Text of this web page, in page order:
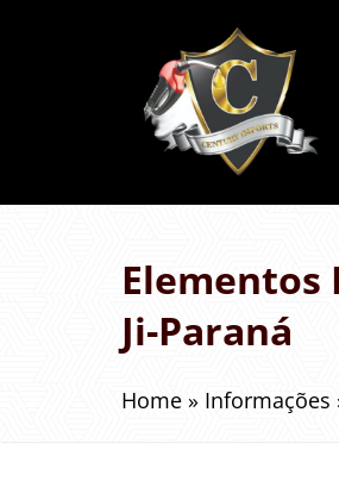
Elementos
Ji-Paraná
Home » Informações